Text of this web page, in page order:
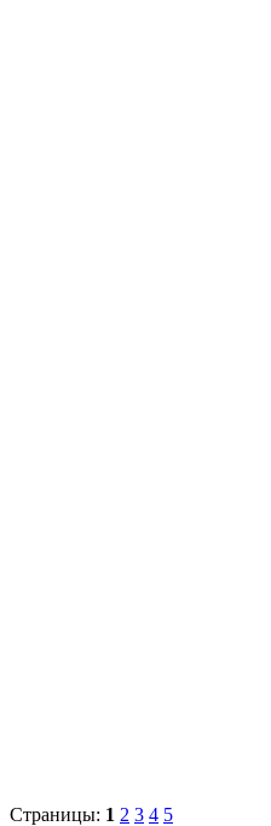
Страницы: 1 2 3 4 5